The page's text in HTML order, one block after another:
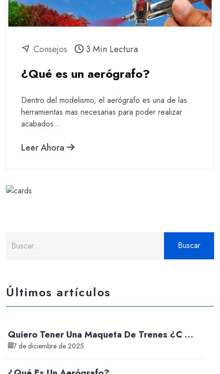
Consejos 3 Min Lectura
¿Qué es un aerógrafo?
Dentro del modelismo, el aerógrafo es una de las
herramientas mas necesarias para poder realizar
acabados...
Leer Ahora
Últimos artículos
Quiero Tener Una Maqueta De Trenes ¿C …
7 de diciembre de 2025